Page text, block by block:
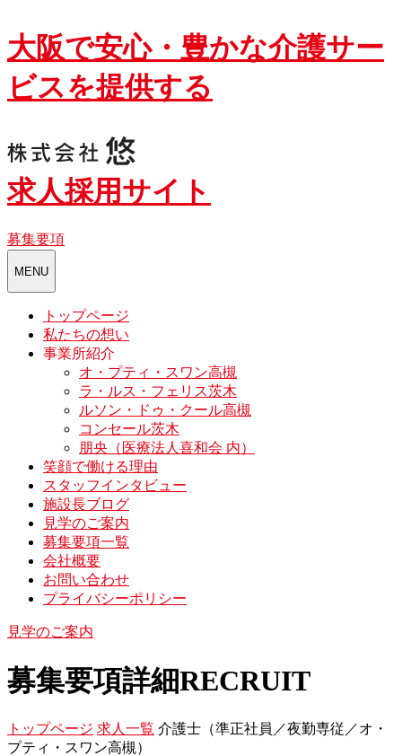
Skip
to
大阪で安心・豊かな介護サー
ビスを提供する
求人採用サイト
募集要項
navigation
MENU
トップページ
私たちの想い
事業所紹介
オ・プティ・スワン高槻
ラ・ルス・フェリス茨木
ルソン・ドゥ・クール高槻
コンセール茨木
朋央（医療法人喜和会 内）
笑顔で働ける理由
スタッフインタビュー
施設長ブログ
見学のご案内
募集要項一覧
会社概要
お問い合わせ
プライバシーポリシー
見学のご案内
募集要項詳細RECRUIT
トップページ 求人一覧 介護士（準正社員／夜勤専従／オ・
プティ・スワン高槻）